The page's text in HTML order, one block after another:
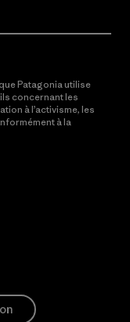
Patagonia utilise
concernant les
à l’activisme, les
à la